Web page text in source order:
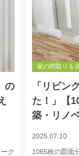
の
ク
家の間取りを
「リビン
た！」【
築・リノ
2025.07.10
1065枚の図面